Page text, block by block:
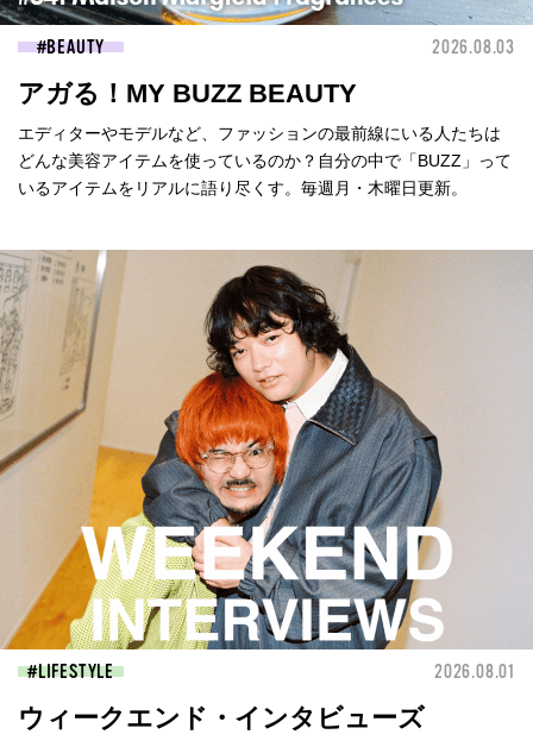
BEAUTY 2026.08.03
アガる！MY BUZZ BEAUTY
エディターやモデルなど、ファッションの最前線にいる人たちは
どんな美容アイテムを使っているのか？自分の中で「BUZZ」って
いるアイテムをリアルに語り尽くす。毎週月・木曜日更新。
LIFESTYLE 2026.08.01
ウィークエンド・インタビューズ